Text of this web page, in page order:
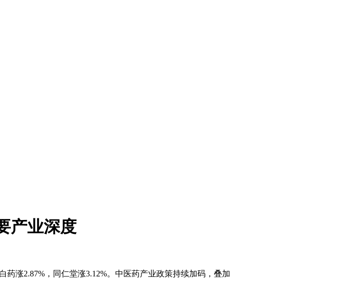
产业深度
涨2.87%，同仁堂涨3.12%。中医药产业政策持续加码，叠加